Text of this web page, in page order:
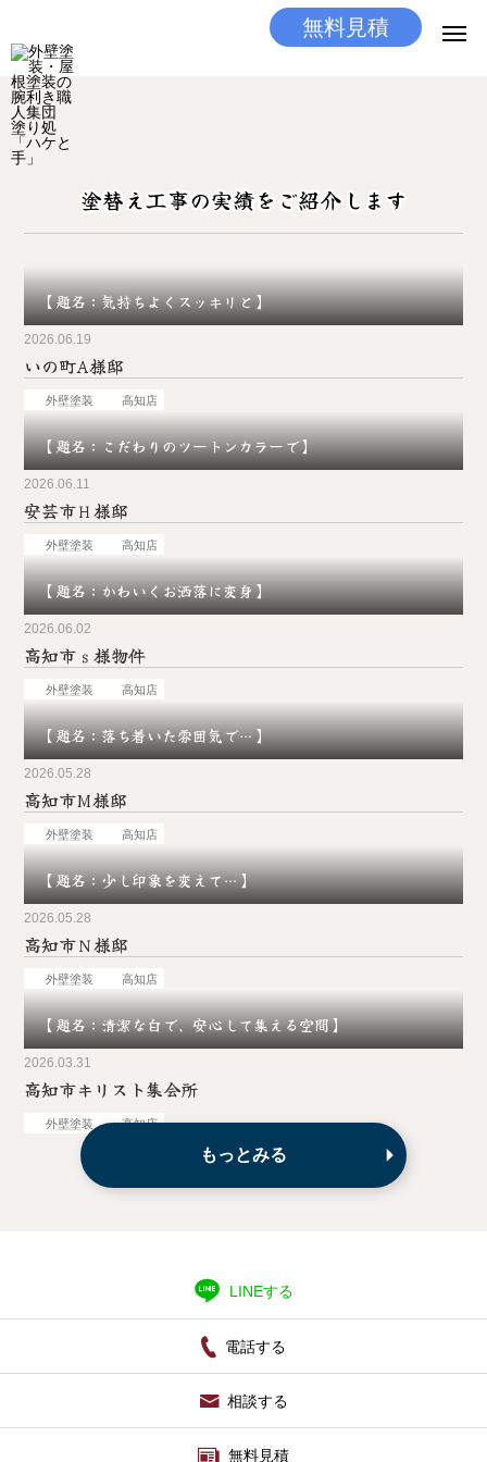
無料見積
塗替え工事の実績をご紹介します
【題名：気持ちよくスッキリと】
2026.06.19
いの町A様邸
外壁塗装 高知店
【題名：こだわりのツートンカラーで】
2026.06.11
安芸市Ｈ様邸
外壁塗装 高知店
【題名：かわいくお洒落に変身】
2026.06.02
高知市ｓ様物件
外壁塗装 高知店
【題名：落ち着いた雰囲気で…】
2026.05.28
高知市M様邸
外壁塗装 高知店
【題名：少し印象を変えて…】
2026.05.28
高知市Ｎ様邸
外壁塗装 高知店
【題名：清潔な白で、安心して集える空間】
2026.03.31
高知市キリスト集会所
外壁塗装 高知店
もっとみる
LINEする
電話する
相談する
無料見積
選ばれる理由
工事の流れ
施工実績
ココだけの話
店舗
お問い合わせ